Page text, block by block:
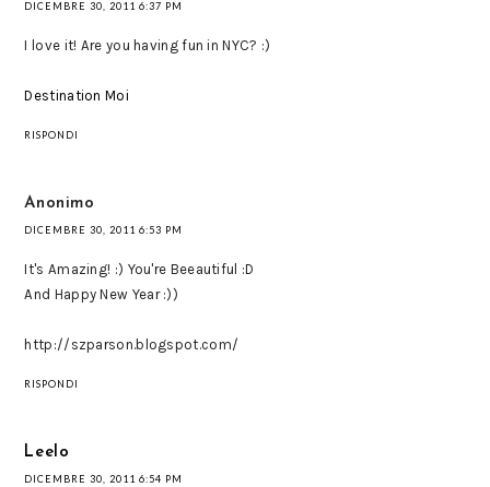
DICEMBRE 30, 2011 6:37 PM
I love it! Are you having fun in NYC? :)
Destination Moi
RISPONDI
Anonimo
DICEMBRE 30, 2011 6:53 PM
It's Amazing! :) You're Beeautiful :D
And Happy New Year :))
http://szparson.blogspot.com/
RISPONDI
Leelo
DICEMBRE 30, 2011 6:54 PM